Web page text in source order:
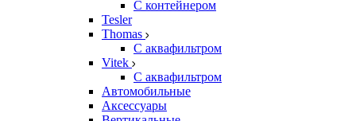
С контейнером
Tesler
Thomas
С аквафильтром
Vitek
С аквафильтром
Автомобильные
Аксессуары